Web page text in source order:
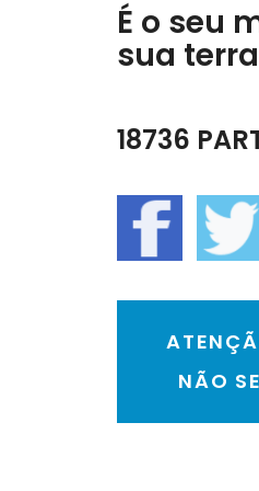
É o seu
sua
18736
NÃO